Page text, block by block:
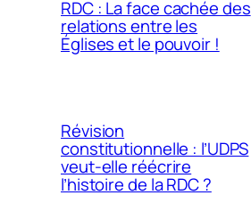
RDC : La face cachée des
relations entre les
Églises et le pouvoir !
Révision
constitutionnelle : l’UDPS
veut-elle réécrire
l’histoire de la RDC ?